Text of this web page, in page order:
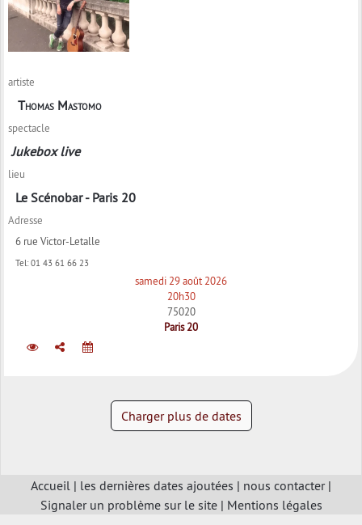
artiste
Thomas Mastomo
spectacle
Jukebox live
lieu
Le Scénobar - Paris 20
Adresse
6 rue Victor-Letalle
Tel: 01 43 61 66 23
samedi 29 août 2026
20h30
75020
Paris 20
Charger plus de dates
Accueil | les dernières dates ajoutées | nous contacter|
Signaler un problème sur le site| Mentions légales